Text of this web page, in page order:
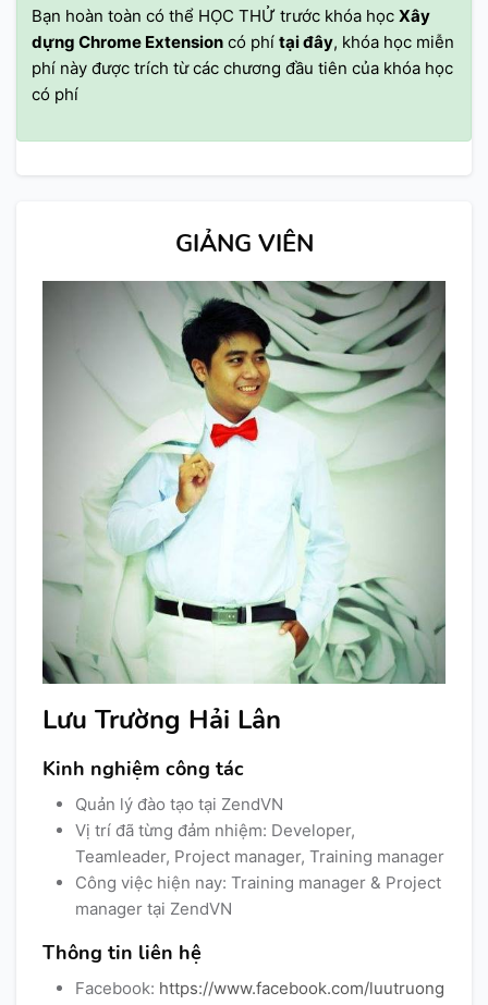
Bạn hoàn toàn có thể HỌC THỬ trước khóa học Xây
dựng Chrome Extension có phí tại đây, khóa học miễn
phí này được trích từ các chương đầu tiên của khóa học
có phí
GIẢNG VIÊN
Lưu Trường Hải Lân
Kinh nghiệm công tác
Quản lý đào tạo tại ZendVN
Vị trí đã từng đảm nhiệm: Developer,
Teamleader, Project manager, Training manager
Công việc hiện nay: Training manager & Project
manager tại ZendVN
Thông tin liên hệ
Facebook: https://www.facebook.com/luutruong